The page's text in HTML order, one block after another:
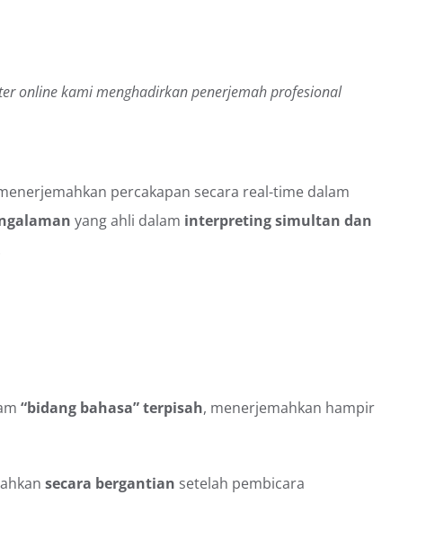
online kami menghadirkan penerjemah profesional
percakapan secara real-time dalam
yang ahli dalam interpreting simultan dan
“bidang bahasa” terpisah, menerjemahkan hampir
secara bergantian setelah pembicara